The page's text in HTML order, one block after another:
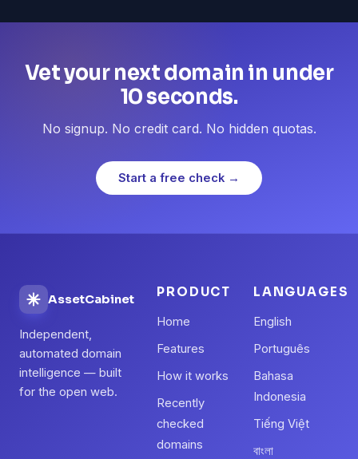
Vet your next domain in under
10 seconds.
No signup. No credit card. No hidden quotas.
Start a free check →
AssetCabinet
Independent,
automated domain
intelligence — built
for the open web.
PRODUCT
Home
Features
How it works
Recently
checked
domains
LANGUAGES
English
Português
Bahasa
Indonesia
Tiếng Việt
বাংলা